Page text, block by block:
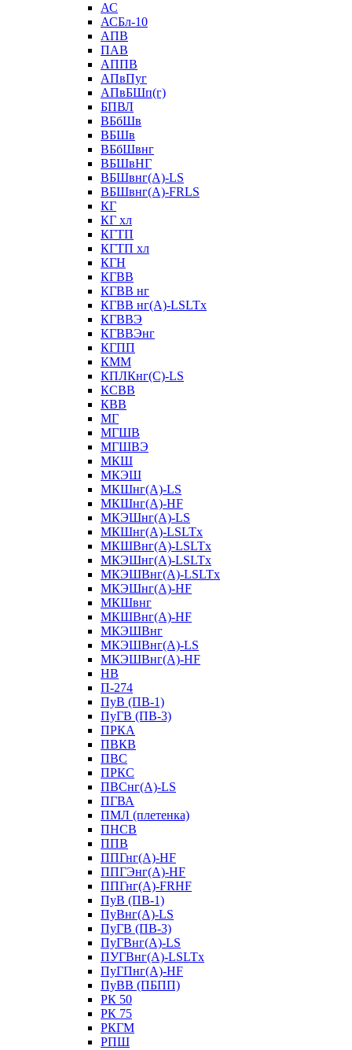
АС
АСБл-10
АПВ
ПАВ
АППВ
АПвПуг
АПвБШп(г)
БПВЛ
ВБбШв
ВБШв
ВБбШвнг
ВБШвНГ
ВБШвнг(А)-LS
ВБШвнг(А)-FRLS
КГ
КГ хл
КГТП
КГТП хл
КГН
КГВВ
КГВВ нг
КГВВ нг(А)-LSLTx
КГВВЭ
КГВВЭнг
КГПП
КММ
КПЛКнг(C)-LS
КСВВ
КВВ
МГ
МГШВ
МГШВЭ
МКШ
МКЭШ
МКШнг(А)-LS
МКШнг(А)-HF
МКЭШнг(А)-LS
МКШнг(А)-LSLTx
МКШВнг(A)-LSLTx
МКЭШнг(А)-LSLTx
МКЭШВнг(A)-LSLTx
МКЭШнг(А)-HF
МКШвнг
МКШВнг(А)-HF
МКЭШВнг
МКЭШВнг(А)-LS
МКЭШВнг(А)-HF
НВ
П-274
ПуВ (ПВ-1)
ПуГВ (ПВ-3)
ПРКА
ПВКВ
ПВС
ПРКС
ПВСнг(А)-LS
ПГВА
ПМЛ (плетенка)
ПНСВ
ППВ
ППГнг(А)-HF
ППГЭнг(А)-HF
ППГнг(А)-FRHF
ПуВ (ПВ-1)
ПуВнг(А)-LS
ПуГВ (ПВ-3)
ПуГВнг(А)-LS
ПУГВнг(А)-LSLTx
ПуГПнг(А)-HF
ПуВВ (ПБПП)
РК 50
РК 75
РКГМ
РПШ